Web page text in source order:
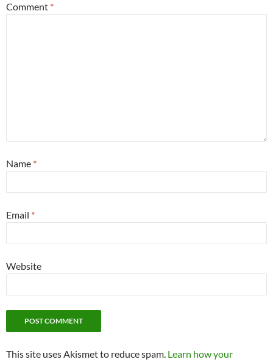
Comment *
Name *
Email *
Website
This site uses Akismet to reduce spam. Learn how your